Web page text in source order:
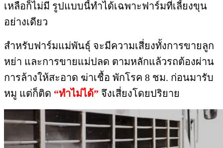
เหลือก็ไม่มี​ รูปแบบนี้​ทำได้เฉพาะฟาร์มที่เลี้ยงขุน
อย่างเดียว
สำหรับฟาร์มแม่พันธุ์​ จะมีความเสี่ยงทั้ง​การขายลูก
หย่า​ และการขายแม่ปลด​ ตามหลักแล้ว​รถต้องผ่าน
การล้างให้สะอาด​ ฆ่าเชื้อ​ พักโรค ​8 ชม.​ ก่อนมารับ
หมู​ แต่ก็ติด​ “ทำไม่ได้” จึงเสี่ยงโดยปริยาย